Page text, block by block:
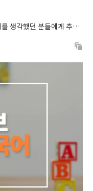
생각했던 분들에게 추천